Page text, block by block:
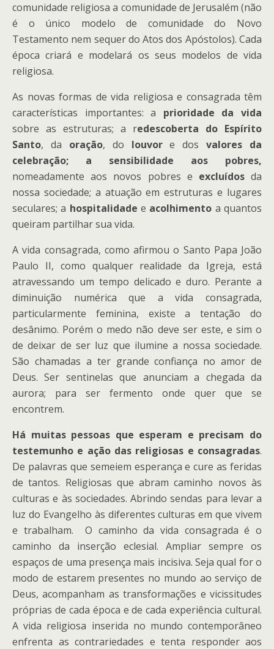
comunidade religiosa a comunidade de Jerusalém (não
é o único modelo de comunidade do Novo
Testamento nem sequer do Atos dos Apóstolos). Cada
época criará e modelará os seus modelos de vida
religiosa.
As novas formas de vida religiosa e consagrada têm
características importantes: a prioridade da vida
sobre as estruturas; a redescoberta do Espírito
Santo, da oração, do louvore dosvalores da
celebração; a sensibilidade aos pobres,
nomeadamente aos novos pobres e excluídosda
nossa sociedade; a atuação em estruturas e lugares
seculares; a hospitalidade e acolhimento a quantos
queiram partilhar sua vida.
A vida consagrada, como afirmou o Santo Papa João
Paulo II, como qualquer realidade da Igreja, está
atravessando um tempo delicado e duro. Perante a
diminuição numérica que a vida consagrada,
particularmente feminina, existe a tentação do
desânimo. Porém o medo não deve ser este, e sim o
de deixar de ser luz que ilumine a nossa sociedade.
São chamadas a ter grande confiança no amor de
Deus. Ser sentinelas que anunciam a chegada da
aurora; para ser fermento onde quer que se
encontrem.
Há muitas pessoas que esperam e precisam do
testemunho e ação das religiosas e consagradas.
De palavras que semeiem esperança e cure as feridas
de tantos. Religiosas que abram caminho novos às
culturas e às sociedades. Abrindo sendas para levar a
luz do Evangelho às diferentes culturas em que vivem
e trabalham. O caminho da vida consagrada é o
caminho da inserção eclesial. Ampliar sempre os
espaços de uma presença mais incisiva. Seja qual for o
modo de estarem presentes no mundo ao serviço de
Deus, acompanham as transformações e vicissitudes
próprias de cada época e de cada experiência cultural.
A vida religiosa inserida no mundo contemporâneo
enfrenta as contrariedades e tenta responder aos